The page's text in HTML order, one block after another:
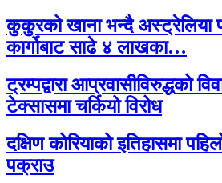
कुकुरको खाना भन्दै अस्ट्रेलिया
कार्गोबाट साढे ४ लाखका…
ट्रम्पद्वारा आप्रवासीविरुद्धको
टेक्सासमा चर्कियो विरोध
दक्षिण कोरियाको इतिहासमा
पक्राउ